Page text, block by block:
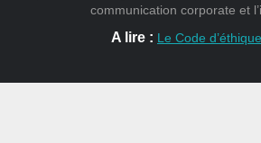
communication corporate et
A lire : Le Code